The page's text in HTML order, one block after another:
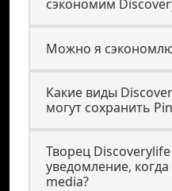
сэкономим
Можно я
Какие виды
могут сохранить
Творец
уведомление,
media?